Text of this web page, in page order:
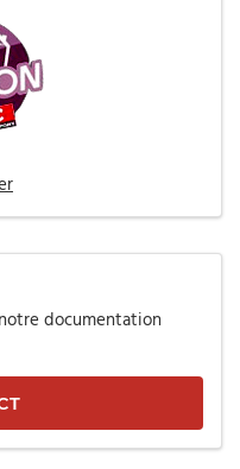
documentation